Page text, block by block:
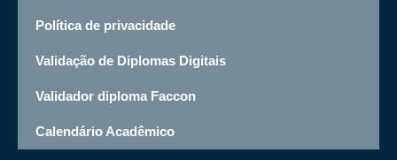
Política de privacidade
Validação de Diplomas Digitais
Validador diploma Faccon
Calendário Acadêmico